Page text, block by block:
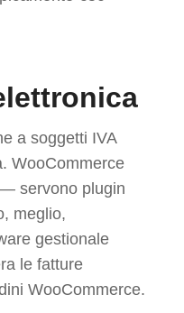
a soggetti IVA
WooCommerce
servono plugin
meglio,
gestionale
le fatture
WooCommerce.